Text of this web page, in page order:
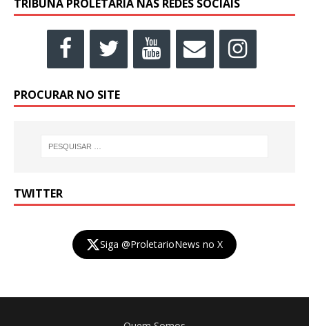
TRIBUNA PROLETÁRIA NAS REDES SOCIAIS
PROCURAR NO SITE
TWITTER
Siga @ProletarioNews no X